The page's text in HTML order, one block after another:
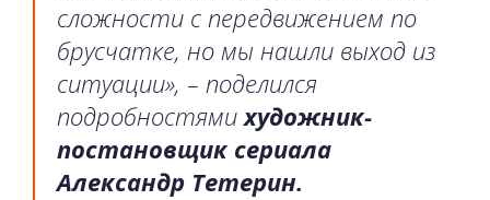
сложности с передвижением по
брусчатке, но мы нашли выход из
ситуации», – поделился
подробностямихудожник-
постановщик сериала
Александр Тетерин.